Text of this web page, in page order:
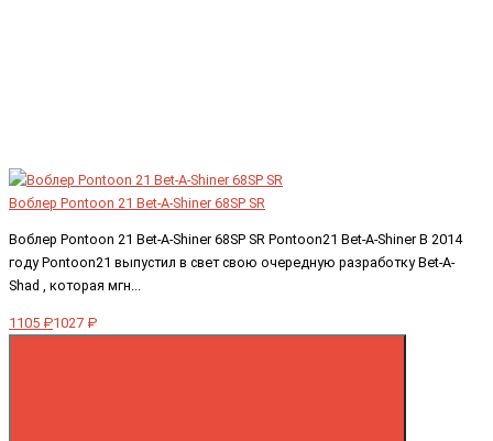
Воблер Pontoon 21 Bet-A-Shiner 68SP SR
Воблер Pontoon 21 Bet-A-Shiner 68SP SR Pontoon21 Bet-A-Shiner В 2014
году Pontoon21 выпустил в свет свою очередную разработку Bet-A-
Shad , которая мгн...
1105 ₽1027 ₽